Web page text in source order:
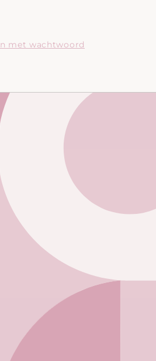
met wachtwoord